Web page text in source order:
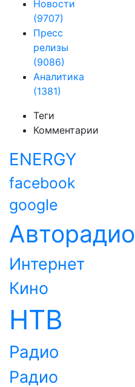
Новости
(9707)
Пресс
релизы
(9086)
Аналитика
(1381)
Теги
Комментарии
ENERGY
facebook
google
Авторадио
Интернет
Кино
НТВ
Радио
Радио